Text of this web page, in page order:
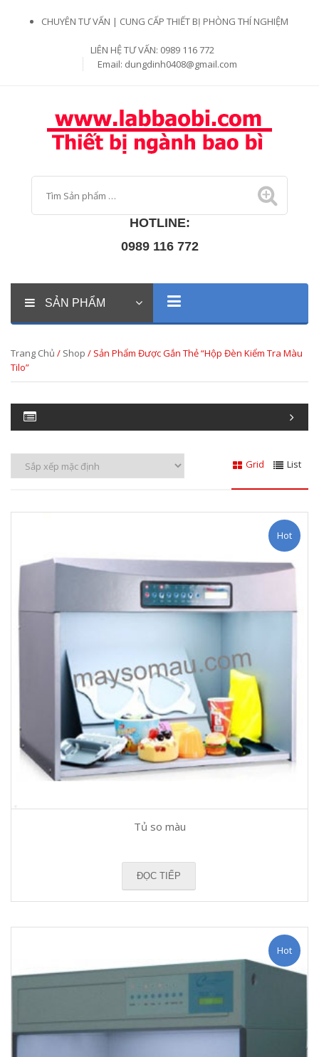
CHUYÊN TƯ VẤN | CUNG CẤP THIẾT BỊ PHÒNG THÍ NGHIỆM
LIÊN HỆ TƯ VẤN: 0989 116 772
Email: dungdinh0408@gmail.com
HOTLINE:
0989 116 772
SẢN PHẨM
Trang Chủ / Shop / Sản Phẩm Được Gắn Thẻ “hộp Đèn Kiểm Tra Màu
Tilo”
Grid List
Hot
Tủ so màu
ĐỌC TIẾP
Hot